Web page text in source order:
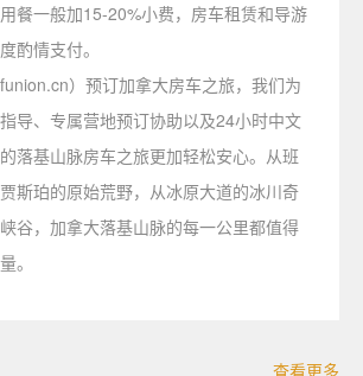
餐一般加15-20%小费，房车租赁和导游
酌情支付。
）预订加拿大房车之旅，我们为
导、专属营地预订协助以及24小时中文
落基山脉房车之旅更加轻松安心。从班
斯珀的原始荒野，从冰原大道的冰川奇
谷，加拿大落基山脉的每一公里都值得
。
查看更多